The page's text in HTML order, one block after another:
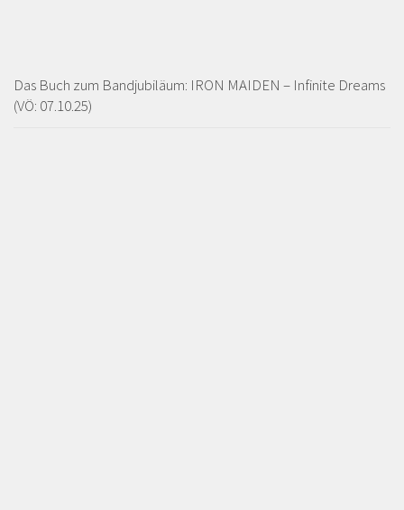
Das Buch zum Bandjubiläum: IRON MAIDEN – Infinite Dreams
(VÖ: 07.10.25)